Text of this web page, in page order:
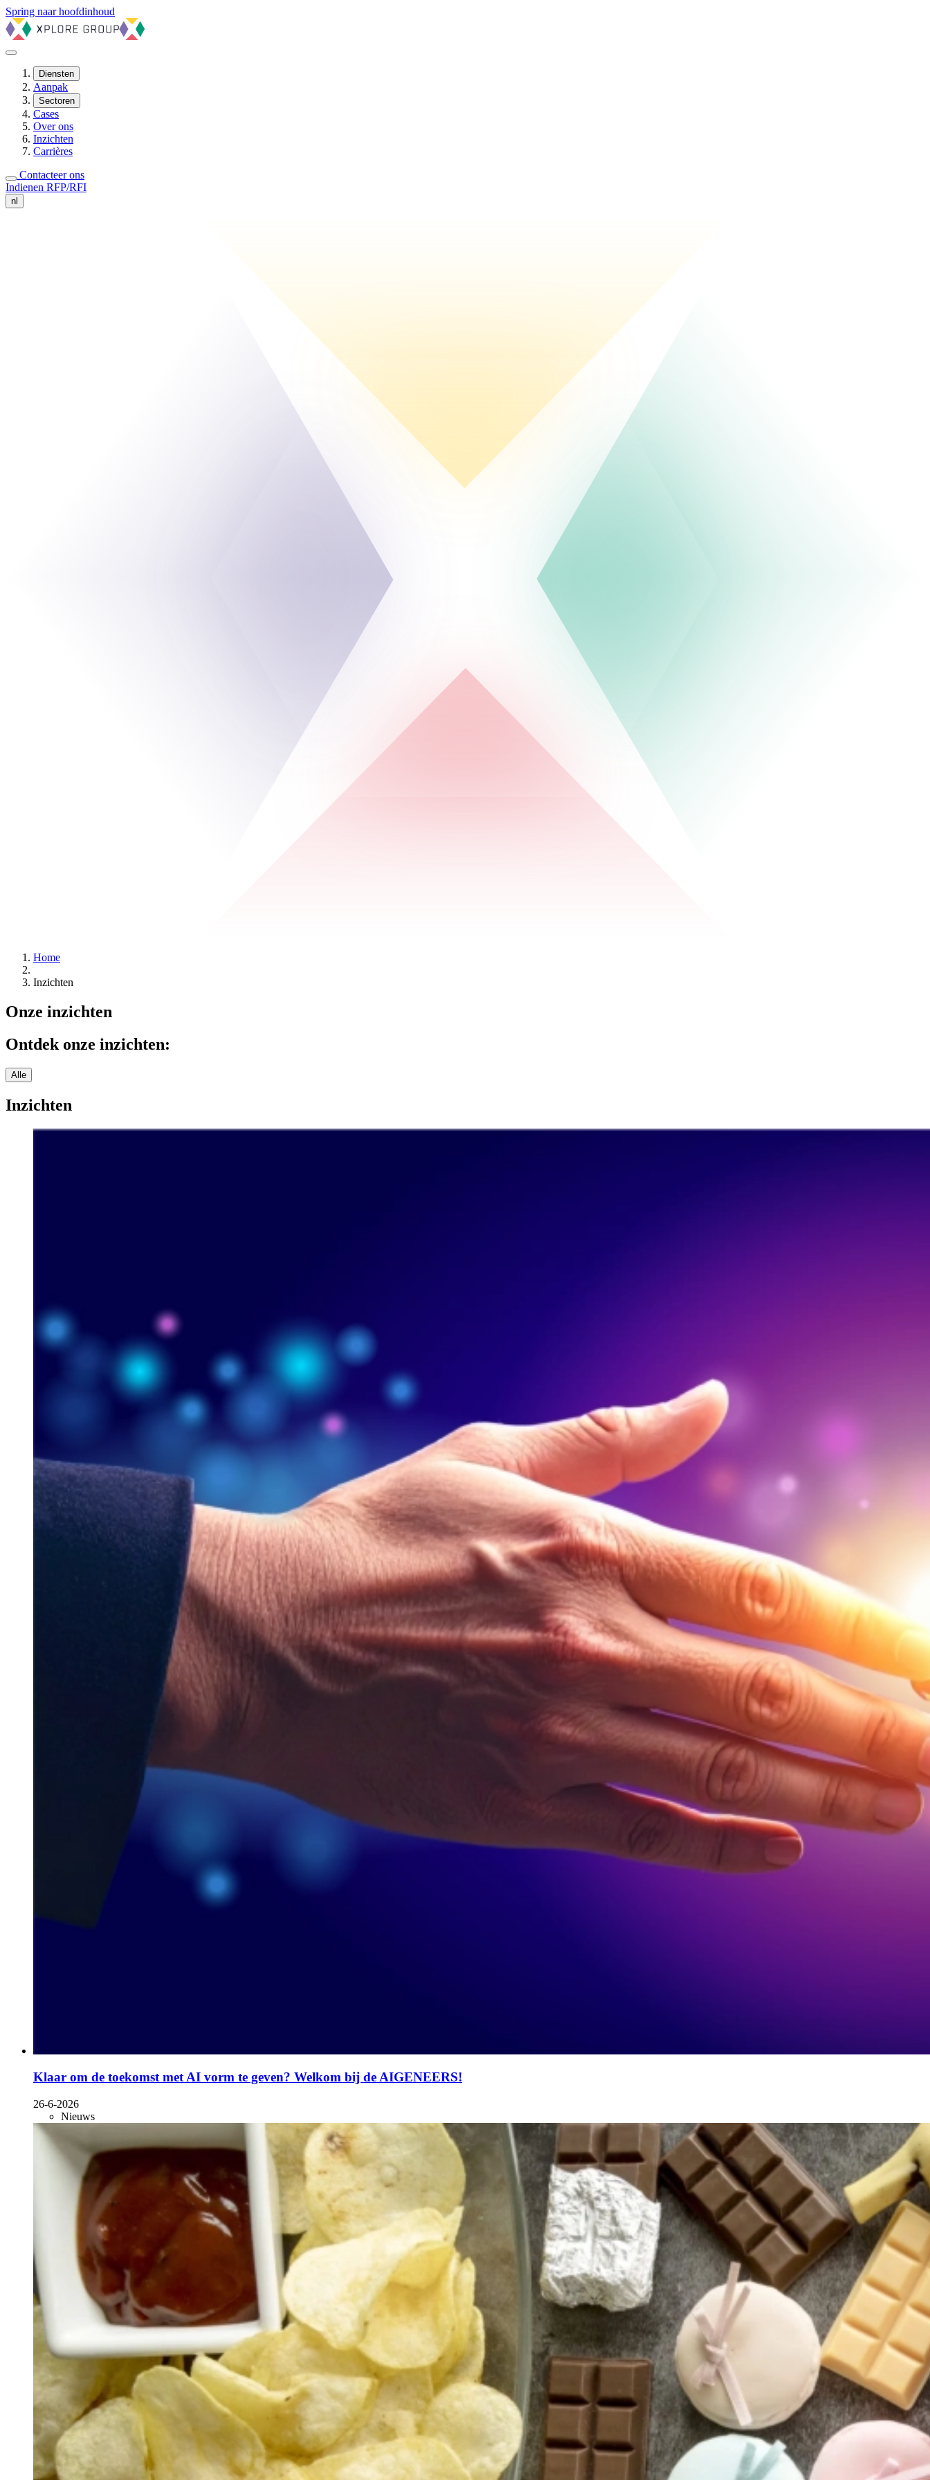
Spring naar hoofdinhoud
Diensten
Aanpak
Sectoren
Cases
Over ons
Inzichten
Carrières
Contacteer ons
Indienen RFP/RFI
nl
Home
Inzichten
Onze inzichten
Ontdek onze inzichten:
Alle
Inzichten
Klaar om de toekomst met AI vorm te geven? Welkom bij de AIGENEERS!
26-6-2026
Nieuws